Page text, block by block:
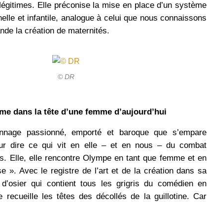
Elle préconise la mise en place d’un système
et infantile, analogue à celui que nous connaissons
la création de maternités.
© DR
dans la tête d’une femme d’aujourd’hui
passionné, emporté et baroque que s’empare
dire ce qui vit en elle – et en nous – du combat
Elle, elle rencontre Olympe en tant que femme et en
». Avec le registre de l’art et de la création dans sa
qui contient tous les grigris du comédien en
recueille les têtes des décollés de la guillotine. Car